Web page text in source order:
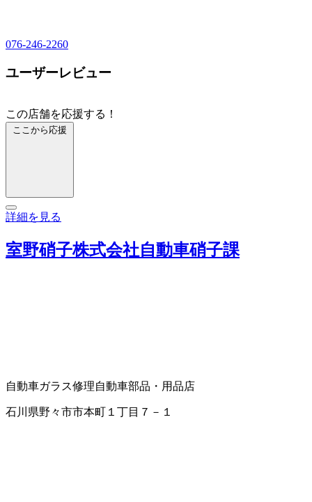
076-246-2260
ユーザーレビュー
この店舗を応援する！
ここから応援
詳細を見る
室野硝子株式会社自動車硝子課
自動車ガラス修理自動車部品・用品店
石川県野々市市本町１丁目７－１